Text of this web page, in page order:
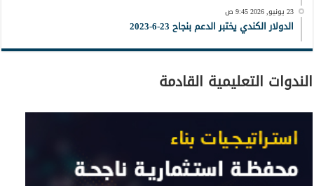
23 يونيو, 2026 9:45 ص
الدولار الكندي يختبر الدعم بنجاح 23-6-2023
الندوات التعليمية القادمة